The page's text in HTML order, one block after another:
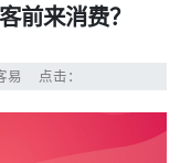
前来消费？
易 点击：